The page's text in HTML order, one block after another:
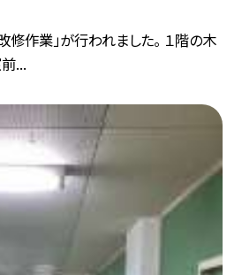
修作業」が行われました。 １階の木
...